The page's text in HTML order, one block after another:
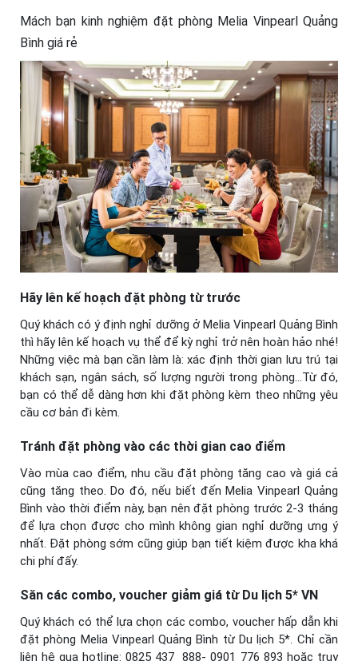
Mách bạn kinh nghiệm đặt phòng Melia Vinpearl Quảng
Bình giá rẻ
Hãy lên kế hoạch đặt phòng từ trước
Quý khách có ý định nghỉ dưỡng ở Melia Vinpearl Quảng Bình
thì hãy lên kế hoạch vụ thể để kỳ nghỉ trở nên hoàn hảo nhé!
Những việc mà bạn cần làm là: xác định thời gian lưu trú tại
khách sạn, ngân sách, số lượng người trong phòng…Từ đó,
bạn có thể dễ dàng hơn khi đặt phòng kèm theo những yêu
cầu cơ bản đi kèm.
Tránh đặt phòng vào các thời gian cao điểm
Vào mùa cao điểm, nhu cầu đặt phòng tăng cao và giá cả
cũng tăng theo. Do đó, nếu biết đến Melia Vinpearl Quảng
Bình vào thời điểm này, bạn nên đặt phòng trước 2-3 tháng
để lựa chọn được cho mình không gian nghỉ dưỡng ưng ý
nhất. Đặt phòng sớm cũng giúp bạn tiết kiệm được kha khá
chi phí đấy.
Săn các combo, voucher giảm giá từ Du lịch 5* VN
Quý khách có thể lựa chọn các combo, voucher hấp dẫn khi
đặt phòng Melia Vinpearl Quảng Bình từ Du lịch 5*. Chỉ cần
liên hệ qua hotline: 0825 437 888- 0901 776 893 hoặc truy